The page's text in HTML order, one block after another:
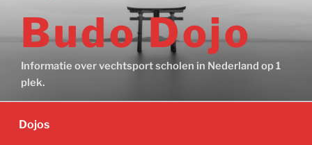
Budo Dojo
Informatie over vechtsport scholen in Nederland op 1
plek.
Dojos